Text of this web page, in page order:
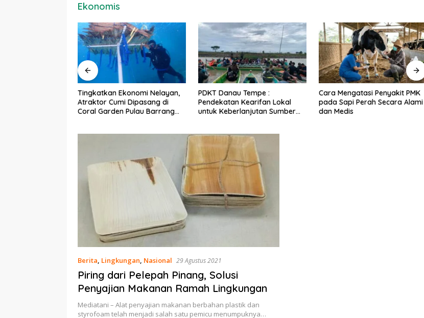
Ekonomis
PDKT Danau Tempe :
Pendekatan Kearifan Lokal
untuk Keberlanjutan Sumber
Cara Mengatasi Penyakit PMK
pada Sapi Perah Secara Alami
dan Medis
Dosis dan Cara Pemupukan
Tanaman Padi pada Fase
Vegetatif Aktif yang Tepat
Berita, Lingkungan, Nasional 29 Agustus 2021
Piring dari Pelepah Pinang, Solusi
Penyajian Makanan Ramah Lingkungan
Mediatani – Alat penyajian makanan berbahan plastik dan
styrofoam telah menjadi salah satu pemicu menumpuknya…